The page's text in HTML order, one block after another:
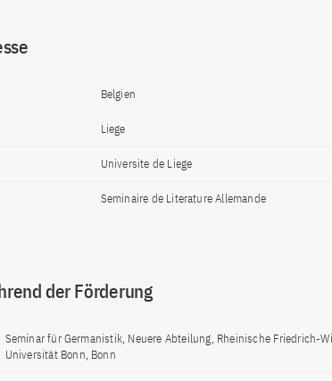
Belgien
Liege
Universite de Liege
Seminaire de Literature Allemande
der Förderung
Seminar für Germanistik, Neuere Abteilung, Rheinische Friedrich-
Universität Bonn, Bonn